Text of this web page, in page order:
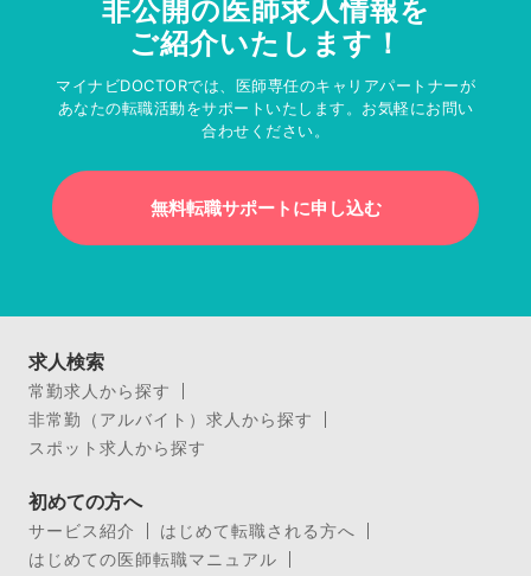
非公開の医師求人情報を
ご紹介いたします！
マイナビDOCTORでは、医師専任のキャリアパートナーが
あなたの転職活動をサポートいたします。お気軽にお問い
合わせください。
無料転職サポートに申し込む
求人検索
常勤求人から探す
非常勤（アルバイト）求人から探す
スポット求人から探す
初めての方へ
サービス紹介
はじめて転職される方へ
はじめての医師転職マニュアル